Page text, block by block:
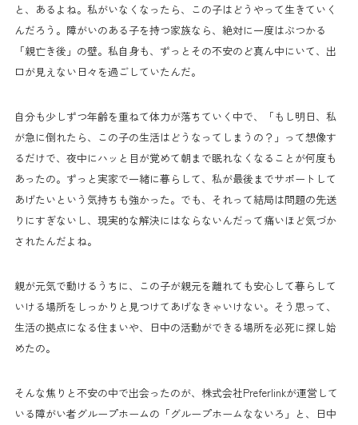
と、あるよね。私がいなくなったら、この子はどうやって生きていく
んだろう。障がいのある子を持つ家族なら、絶対に一度はぶつかる
「親亡き後」の壁。私自身も、ずっとその不安のど真ん中にいて、出
口が見えない日々を過ごしていたんだ。
自分も少しずつ年齢を重ねて体力が落ちていく中で、「もし明日、私
が急に倒れたら、この子の生活はどうなってしまうの？」って想像す
るだけで、夜中にハッと目が覚めて朝まで眠れなくなることが何度も
あったの。ずっと実家で一緒に暮らして、私が最後までサポートして
あげたいという気持ちも強かった。でも、それって結局は問題の先送
りにすぎないし、現実的な解決にはならないんだって痛いほど気づか
されたんだよね。
親が元気で動けるうちに、この子が親元を離れても安心して暮らして
いける場所をしっかりと見つけてあげなきゃいけない。そう思って、
生活の拠点になる住まいや、日中の活動ができる場所を必死に探し始
めたの。
そんな焦りと不安の中で出会ったのが、株式会社Preferlinkが運営して
いる障がい者グループホームの「グループホームなないろ」と、日中